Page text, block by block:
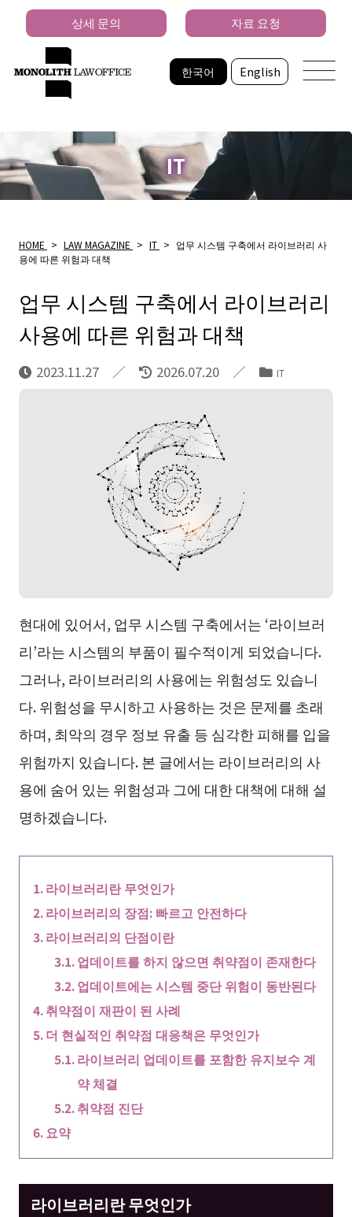
한국어 English
상세 문의 자료 요청
IT
HOME > LAW MAGAZINE > IT > 업무 시스템 구축에서 라이브러리 사
용에 따른 위험과 대책
업무 시스템 구축에서 라이브러리
사용에 따른 위험과 대책
2023.11.27 2026.07.20 IT
현대에 있어서, 업무 시스템 구축에서는 ‘라이브러
리’라는 시스템의 부품이 필수적이게 되었습니다.
그러나, 라이브러리의 사용에는 위험성도 있습니
다. 위험성을 무시하고 사용하는 것은 문제를 초래
하며, 최악의 경우 정보 유출 등 심각한 피해를 입을
위험까지 있습니다. 본 글에서는 라이브러리의 사
용에 숨어 있는 위험성과 그에 대한 대책에 대해 설
명하겠습니다.
라이브러리란 무엇인가
라이브러리의 장점: 빠르고 안전하다
라이브러리의 단점이란
업데이트를 하지 않으면 취약점이 존재한다
업데이트에는 시스템 중단 위험이 동반된다
취약점이 재판이 된 사례
더 현실적인 취약점 대응책은 무엇인가
라이브러리 업데이트를 포함한 유지보수 계
약 체결
취약점 진단
요약
라이브러리란 무엇인가